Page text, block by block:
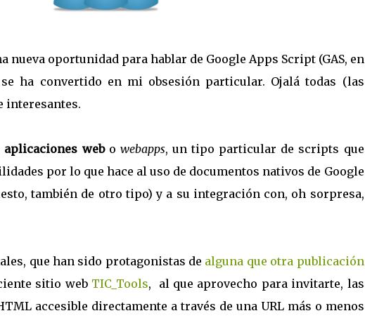
nueva oportunidad para hablar de Google Apps Script (GAS, en
ha convertido en mi obsesión particular. Ojalá todas (las
interesantes.
aplicaciones webo webapps, un tipo particular de scripts que
por lo que hace al uso de documentos nativos de Google
también de otro tipo) y a su integración con, oh sorpresa,
que han sido protagonistas de alguna que otra publicación
sitio web TIC_Tools, al que aprovecho para invitarte, las
accesible directamente a través de una URL más o menos